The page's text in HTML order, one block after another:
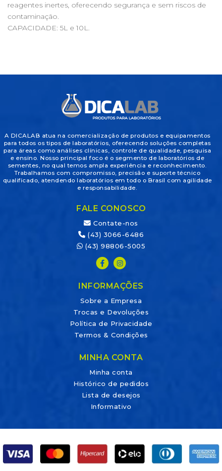
reagentes inertes, oferecendo segurança e sem riscos de
contaminação.
CAPACIDADE: 5L e 10L.
A DICALAB atua na comercialização de produtos e equipamentos
para todos os tipos de laboratórios, oferecendo soluções completas
para áreas como análises clínicas, controle de qualidade, pesquisa
e ensino. Nosso principal foco é o segmento de laboratórios de
sementes, no qual temos ampla experiência e reconhecimento.
Trabalhamos com compromisso, precisão e suporte técnico
qualificado, atendendo laboratórios em todo o Brasil com agilidade
e responsabilidade.
FALE CONOSCO
Contate-nos
(43) 3066-6486
(43) 98806-5005
INFORMAÇÕES
Sobre a Empresa
Trocas e Devoluções
Política de Privacidade
Termos & Condições
MINHA CONTA
Minha conta
Histórico de pedidos
Lista de desejos
Informativo